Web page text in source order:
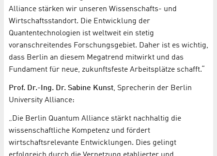
Alliance stärken wir unseren Wissenschafts- und
Wirtschaftsstandort. Die Entwicklung der
Quantentechnologien ist weltweit ein stetig
voranschreitendes Forschungsgebiet. Daher ist es wichtig,
dass Berlin an diesem Megatrend mitwirkt und das
Fundament für neue, zukunftsfeste Arbeitsplätze schafft.“
Prof. Dr.-Ing. Dr. Sabine Kunst, Sprecherin der Berlin
University Alliance:
„Die Berlin Quantum Alliance stärkt nachhaltig die
wissenschaftliche Kompetenz und fördert
wirtschaftsrelevante Entwicklungen. Dies gelingt